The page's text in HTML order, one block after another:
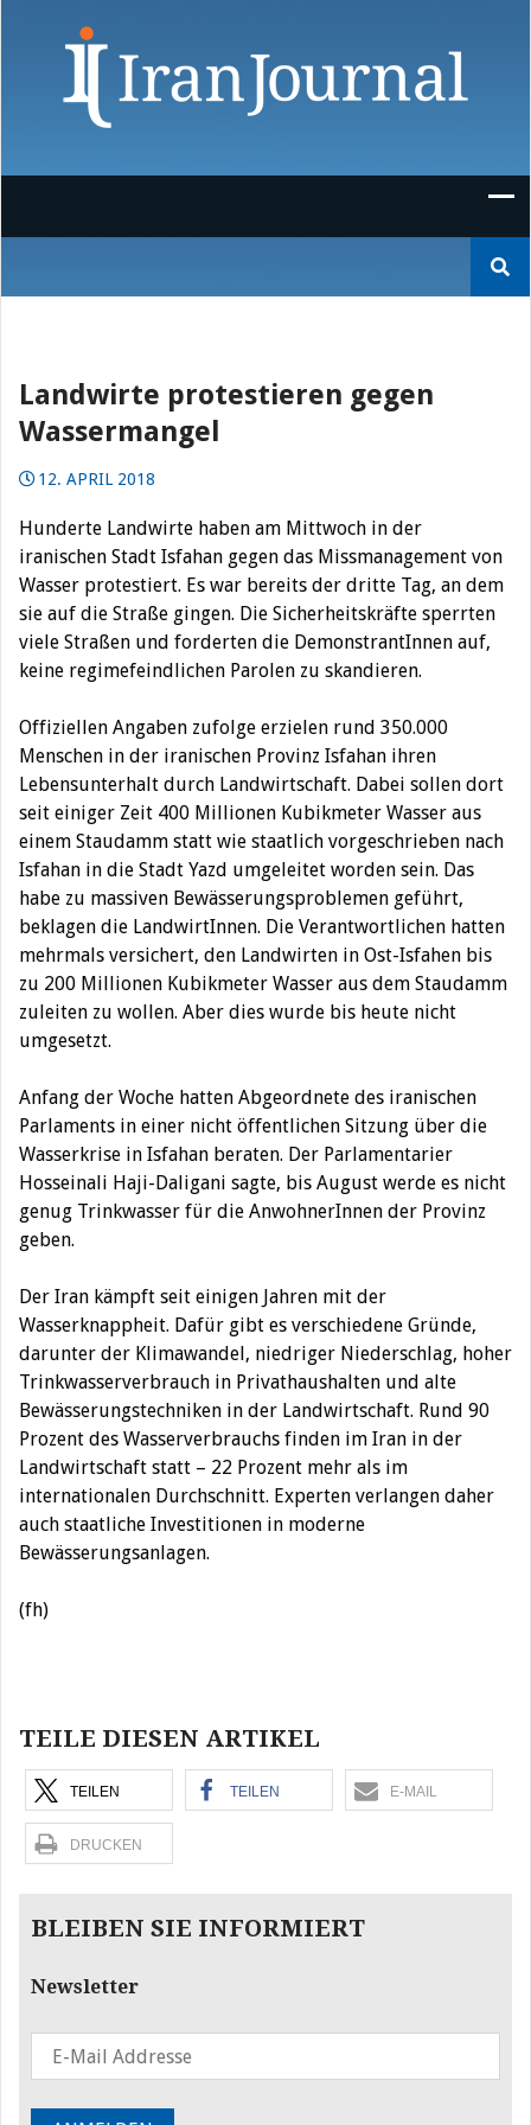
nach:
Landwirte protestieren gegen
Wassermangel
12. APRIL 2018
Hunderte Landwirte haben am Mittwoch in der
iranischen Stadt Isfahan gegen das Missmanagement von
Wasser protestiert. Es war bereits der dritte Tag, an dem
sie auf die Straße gingen. Die Sicherheitskräfte sperrten
viele Straßen und forderten die DemonstrantInnen auf,
keine regimefeindlichen Parolen zu skandieren.
Offiziellen Angaben zufolge erzielen rund 350.000
Menschen in der iranischen Provinz Isfahan ihren
Lebensunterhalt durch Landwirtschaft. Dabei sollen dort
seit einiger Zeit 400 Millionen Kubikmeter Wasser aus
einem Staudamm statt wie staatlich vorgeschrieben nach
Isfahan in die Stadt Yazd umgeleitet worden sein. Das
habe zu massiven Bewässerungsproblemen geführt,
beklagen die LandwirtInnen. Die Verantwortlichen hatten
mehrmals versichert, den Landwirten in Ost-Isfahen bis
zu 200 Millionen Kubikmeter Wasser aus dem Staudamm
zuleiten zu wollen. Aber dies wurde bis heute nicht
umgesetzt.
Anfang der Woche hatten Abgeordnete des iranischen
Parlaments in einer nicht öffentlichen Sitzung über die
Wasserkrise in Isfahan beraten. Der Parlamentarier
Hosseinali Haji-Daligani sagte, bis August werde es nicht
genug Trinkwasser für die AnwohnerInnen der Provinz
geben.
Der Iran kämpft seit einigen Jahren mit der
Wasserknappheit. Dafür gibt es verschiedene Gründe,
darunter der Klimawandel, niedriger Niederschlag, hoher
Trinkwasserverbrauch in Privathaushalten und alte
Bewässerungstechniken in der Landwirtschaft. Rund 90
Prozent des Wasserverbrauchs finden im Iran in der
Landwirtschaft statt – 22 Prozent mehr als im
internationalen Durchschnitt. Experten verlangen daher
auch staatliche Investitionen in moderne
Bewässerungsanlagen.
(fh)
TEILE DIESEN ARTIKEL
TEILEN TEILEN E-MAIL
DRUCKEN
BLEIBEN SIE INFORMIERT
Newsletter